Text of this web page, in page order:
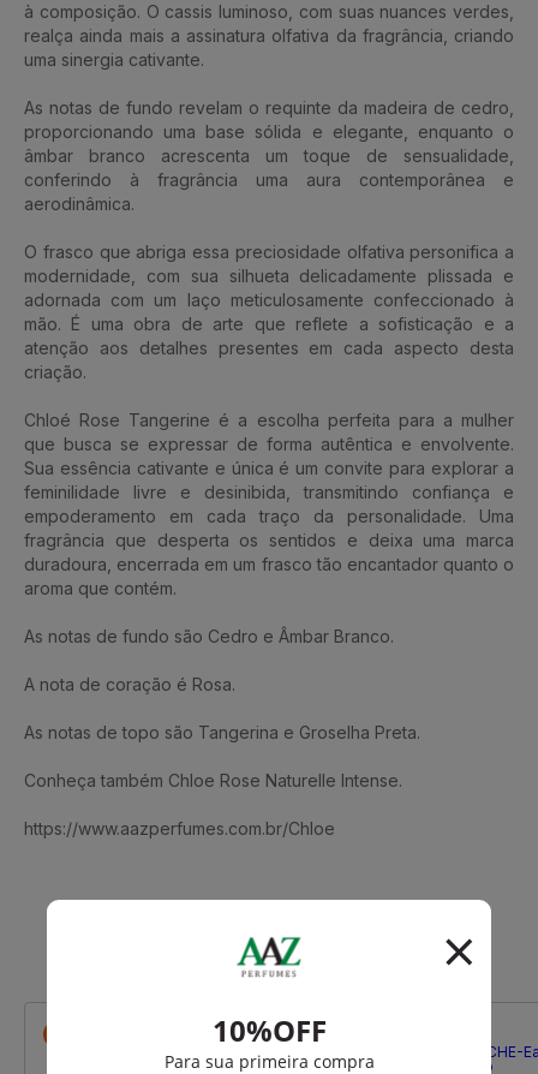
à composição. O cassis luminoso, com suas nuances verdes,
realça ainda mais a assinatura olfativa da fragrância, criando
uma sinergia cativante.
As notas de fundo revelam o requinte da madeira de cedro,
proporcionando uma base sólida e elegante, enquanto o
âmbar branco acrescenta um toque de sensualidade,
conferindo à fragrância uma aura contemporânea e
aerodinâmica.
O frasco que abriga essa preciosidade olfativa personifica a
modernidade, com sua silhueta delicadamente plissada e
adornada com um laço meticulosamente confeccionado à
mão. É uma obra de arte que reflete a sofisticação e a
atenção aos detalhes presentes em cada aspecto desta
criação.
Chloé Rose Tangerine é a escolha perfeita para a mulher
que busca se expressar de forma autêntica e envolvente.
Sua essência cativante e única é um convite para explorar a
feminilidade livre e desinibida, transmitindo confiança e
empoderamento em cada traço da personalidade. Uma
fragrância que desperta os sentidos e deixa uma marca
duradoura, encerrada em um frasco tão encantador quanto o
aroma que contém.
As notas de fundo são Cedro e Âmbar Branco.
A nota de coração é Rosa.
As notas de topo são Tangerina e Groselha Preta.
Conheça também Chloe Rose Naturelle Intense.
https://www.aazperfumes.com.br/Chloe
Que viu, viu também